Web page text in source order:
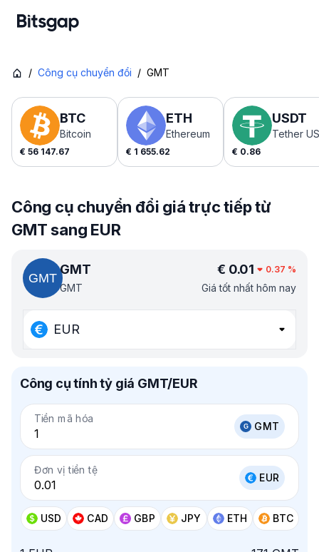
/ Công cụ chuyển đổi / GMT
BTC
Bitcoin
€ 56 147.67
ETH
Ethereum
€ 1 655.62
USDT
Tether
€ 0.86
Công cụ chuyển đổi giá trực tiếp từ
GMT sang EUR
GMT
GMT
€ 0.01 0.37 %
Giá tốt nhất hôm nay
EUR
Công cụ tính tỷ giá GMT/EUR
Tiền mã hóa
GMT
Đơn vị tiền tệ
EUR
USD CAD GBP JPY ETH BTC